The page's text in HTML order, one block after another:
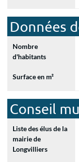
Données
Nombre
d'habitants
Surface en m²
Conseil
Liste des élus de la
mairie de
Longvilliers